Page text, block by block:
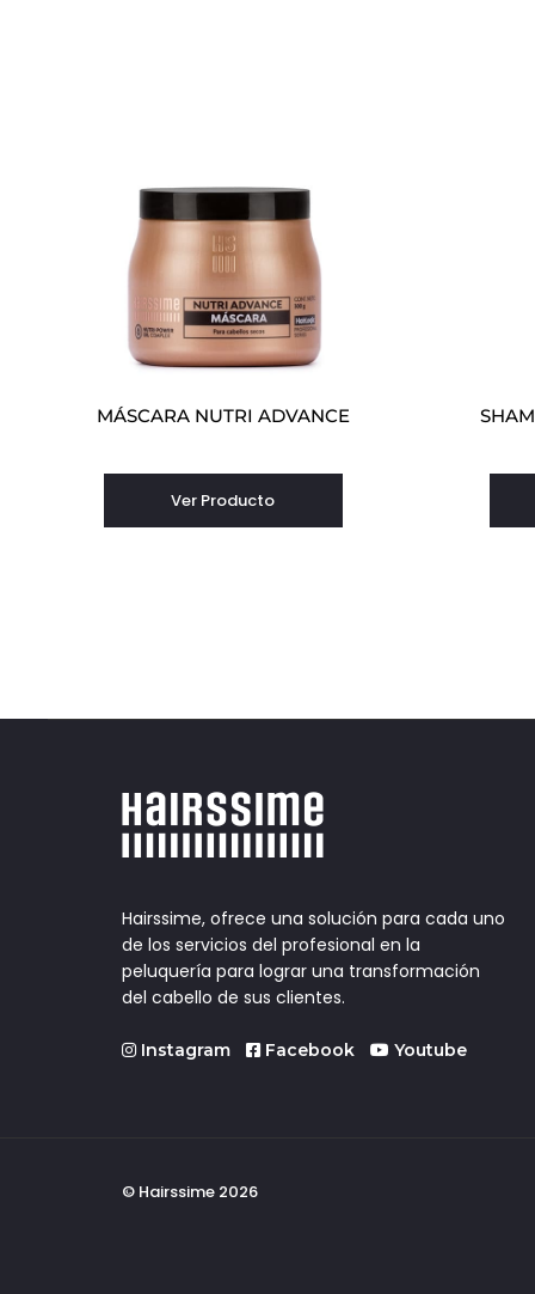
MÁSCARA NUTRI ADVANCE
Ver Producto
Hairssime, ofrece una solución para cada uno
de los servicios del profesional en la
peluquería para lograr una transformación
del cabello de sus clientes.
Instagram Facebook Youtube
© Hairssime 2026